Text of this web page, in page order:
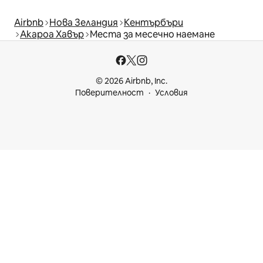
Airbnb Нова Зеландия Кентърбъри
Акароа Хавър Места за месечно наемане
© 2026 Airbnb, Inc.
Поверителност
Условия